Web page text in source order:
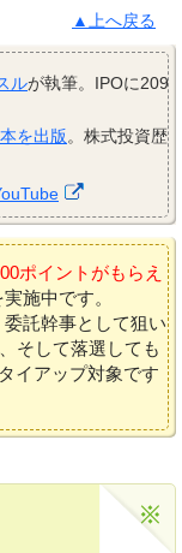
▲上へ戻る
ルが執筆。IPOに209
を出版。株式投資歴
ポイントがもらえ
実施中です。
委託幹事として狙い
、そして落選しても
イアップ対象です